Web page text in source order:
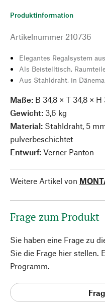
Produktinformation
Artikelnummer 210736
Elegantes Regalsystem
Als Beistelltisch,
Aus Stahldraht, in
Maße: B 34,8 × T 34,8 × H
Gewicht: 3,6 kg
Material: Stahldraht, 5
pulverbeschichtet
Entwurf: Verner Panton
Weitere Artikel von
Frage zum Produkt
Sie haben eine Frage zu
Sie die Frage hier stellen.
Programm.